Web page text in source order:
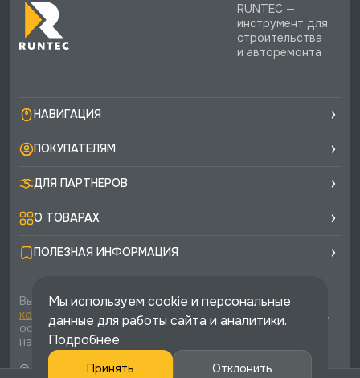
RUNTEC —
инструмент для
строительства
и авторемонта
НАВИГАЦИЯ
ПОКУПАТЕЛЯМ
ДЛЯ ПАРТНЁРОВ
О ТОВАРАХ
ПОЛЕЗНАЯ ИНФОРМАЦИЯ
Вы соглашаетесь с условиямиполитики
конфиденциальностиипубличной офертыкаждый раз,
оставляя свои данные в любой форме обратной связи
на сайте runtec-shop.ru
© 2026 «Runtec», официальный интернет-магазин. Все
Мы используем cookie и персональные
данные для работы сайта и аналитики.
Подробнее
Принять Отклонить